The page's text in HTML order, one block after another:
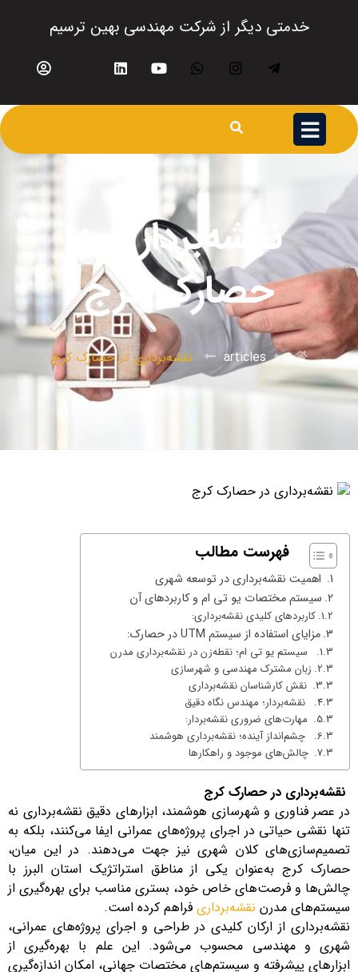
خدمتی دیگر از شرکت مهندسی بهین ترسیم
نقشه‌برداری در
حصارک کرج
articles نقشه‌برداری در حصارک کرج
فهرست مطالب
اهمیت نقشه‌برداری در توسعه شهری
سیستم مختصات یو تی ام و کاربردهای آن
کاربردهای کلیدی نقشه‌برداری:
مزایای استفاده از سیستم UTM در حصارک:
سیستم یو تی ام؛ نقطه‌زن در نقشه‌برداری مدرن
زبان مشترک مهندسی و شهرسازی
نقش کارشناسان نقشه‌برداری
نقشه‌بردار؛ مهندس نگاه دقیق
مهارت‌های ضروری نقشه‌بردار:
چشم‌انداز آینده؛ نقشه‌برداری هوشمند
چالش‌های موجود و راهکارها
نقشه‌برداری در حصارک کرج
در عصر فناوری و شهرسازی هوشمند، ابزارهای دقیق نقشه‌برداری نه
تنها نقشی حیاتی در اجرای پروژه‌های عمرانی ایفا می‌کنند، بلکه به
تصمیم‌سازی‌های کلان شهری نیز جهت می‌دهند. در این میان،
حصارک کرج به‌عنوان یکی از مناطق استراتژیک استان البرز با
چالش‌ها و فرصت‌های خاص خود، بستری مناسب برای بهره‌گیری از
سیستم‌های مدرن نقشه‌برداری فراهم کرده است.
نقشه‌برداری از ارکان کلیدی در طراحی و اجرای پروژه‌های عمرانی،
شهری و مهندسی محسوب می‌شود. این علم با بهره‌گیری از
ابزارهای پیشرفته و سیستم‌های مختصات جهانی، امکان اندازه‌گیری